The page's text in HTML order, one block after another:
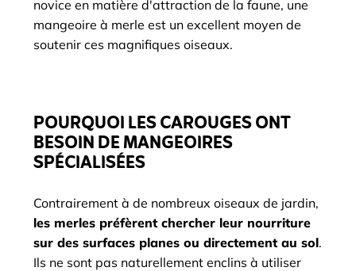
novice en matière d'attraction de la faune, une
mangeoire à merle est un excellent moyen de
soutenir ces magnifiques oiseaux.
POURQUOI LES CAROUGES ONT
BESOIN DE MANGEOIRES
SPÉCIALISÉES
Contrairement à de nombreux oiseaux de jardin,
les merles préfèrent chercher leur nourriture
sur des surfaces planes ou directement au sol.
Ils ne sont pas naturellement enclins à utiliser